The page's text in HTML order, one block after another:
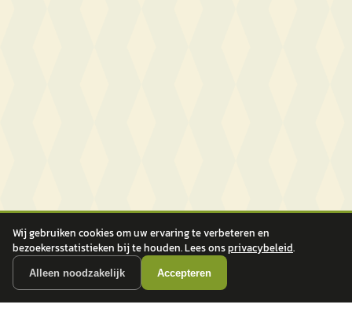
Wij gebruiken cookies om uw ervaring te verbeteren en
bezoekersstatistieken bij te houden. Lees onsprivacybeleid.
Alleen noodzakelijk Accepteren